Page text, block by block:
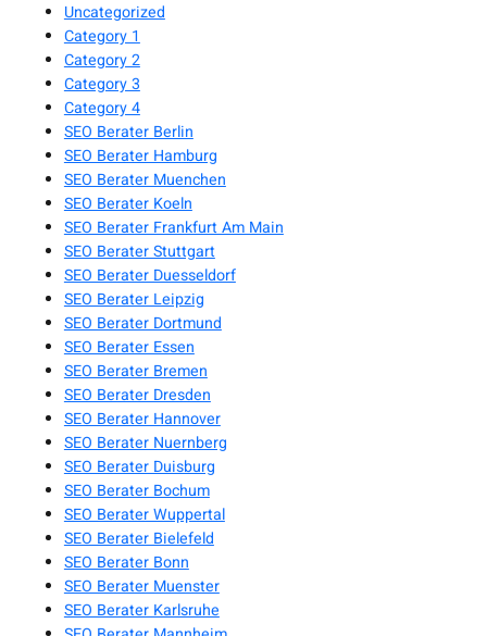
Uncategorized
Category 1
Category 2
Category 3
Category 4
SEO Berater Berlin
SEO Berater Hamburg
SEO Berater Muenchen
SEO Berater Koeln
SEO Berater Frankfurt Am Main
SEO Berater Stuttgart
SEO Berater Duesseldorf
SEO Berater Leipzig
SEO Berater Dortmund
SEO Berater Essen
SEO Berater Bremen
SEO Berater Dresden
SEO Berater Hannover
SEO Berater Nuernberg
SEO Berater Duisburg
SEO Berater Bochum
SEO Berater Wuppertal
SEO Berater Bielefeld
SEO Berater Bonn
SEO Berater Muenster
SEO Berater Karlsruhe